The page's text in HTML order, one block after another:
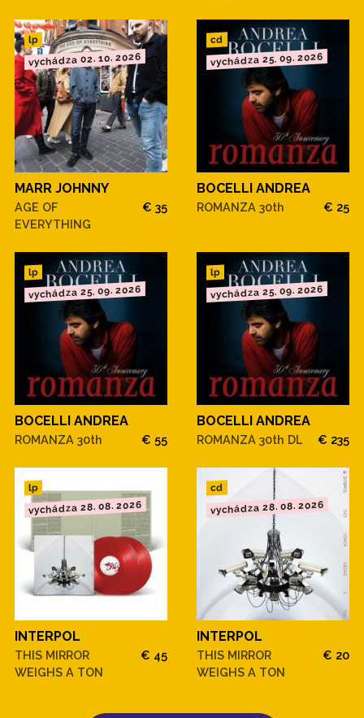
lp
vychádza 02. 10. 2026
MARR JOHNNY
AGE OF
EVERYTHING
€ 35
cd
vychádza 25. 09. 2026
BOCELLI ANDREA
ROMANZA 30th € 25
lp
vychádza 25. 09. 2026
BOCELLI ANDREA
ROMANZA 30th € 55
lp
vychádza 25. 09. 2026
BOCELLI ANDREA
ROMANZA 30th DL € 235
lp
vychádza 28. 08. 2026
INTERPOL
THIS MIRROR
WEIGHS A TON
€ 45
cd
vychádza 28. 08. 2026
INTERPOL
THIS MIRROR
WEIGHS A TON
€ 20